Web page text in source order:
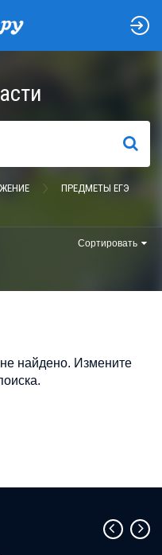
НАЙТИ
ПРЕДМЕТЫ ЕГЭ
Сортировать
найдено. Измените